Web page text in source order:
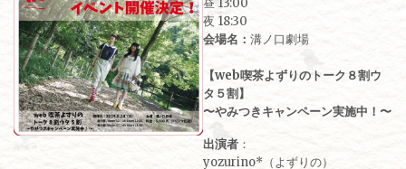
夜 18:30
会場名： 溝ノ口劇場
【web喫茶よずりのトーク８割ウ
タ５割】
〜やみつきキャンペーン実施中！〜
出演者 ：
yozurino*（よずりの）